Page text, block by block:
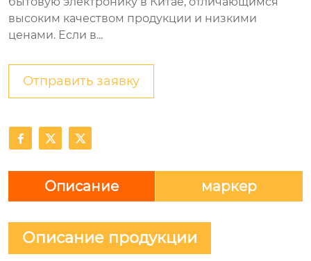
высоким качеством продукции и низкими
ценами. Если в...
Отправить заявку
  
Описание маркер
Описание продукции